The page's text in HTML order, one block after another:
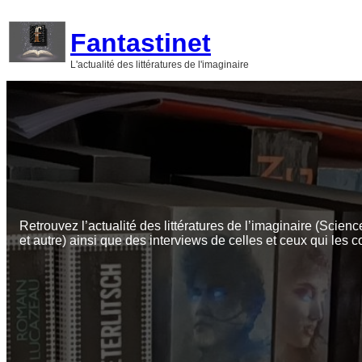
contenu
Fantastinet
L'actualité des littératures de l'imaginaire
Retrouvez l’actualité des littératures de l’imaginaire
et autre) ainsi que des interviews de celles et ceux qui les